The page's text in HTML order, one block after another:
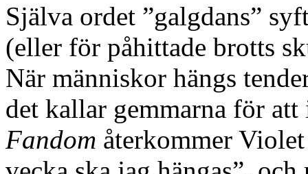
Själva ordet ”galgdans”
(eller för påhittade brotts
När människor hängs
det kallar gemmarna för att
Fandom återkommer